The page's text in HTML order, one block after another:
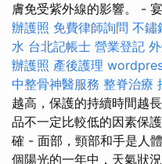
膚免受紫外線的影響。 -
辦護照 免費律師詢問 不鏽
水 台北記帳士 營業登記
辦護照 產後護理
中整骨神醫服務 整脊治療
越高，保護的持續時間越
品不一定比較低的因素保
確 - 面部，頸部和手是人
個陽光的一年中，天氣狀